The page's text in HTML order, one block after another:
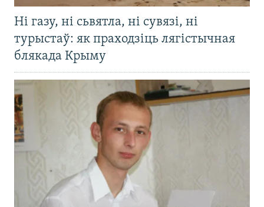
Ні газу, ні сьвятла, ні сувязі, ні
турыстаў: як праходзіць лягістычная
блякада Крыму